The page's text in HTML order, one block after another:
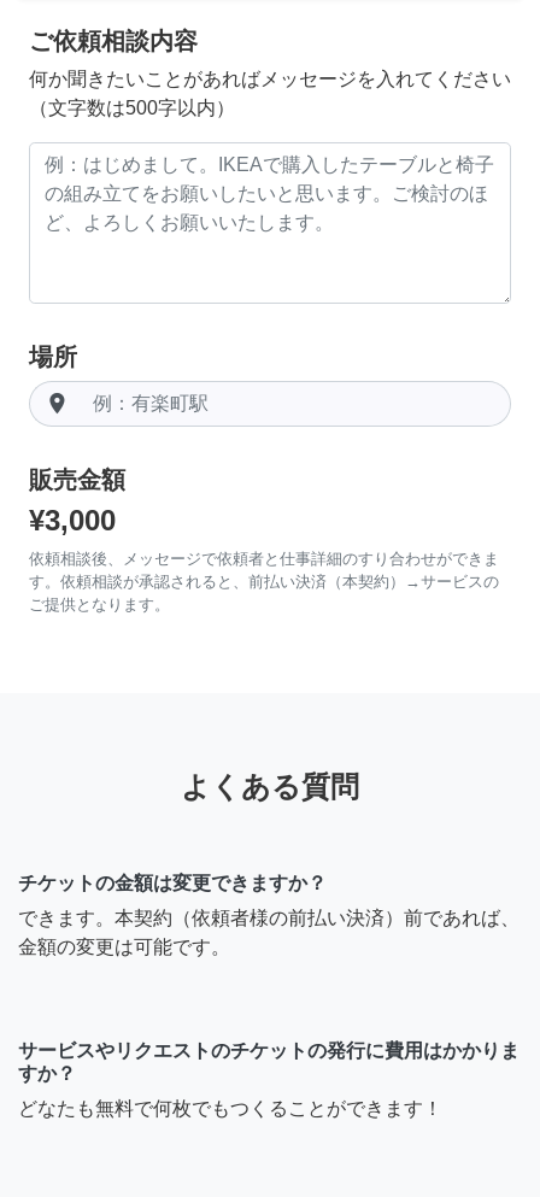
ご依頼相談内容
何か聞きたいことがあればメッセージを入れてください
（文字数は500字以内）
場所
room
販売金額
¥3,000
依頼相談後、メッセージで依頼者と仕事詳細のすり合わせができま
す。依頼相談が承認されると、前払い決済（本契約）→サービスの
ご提供となります。
よくある質問
チケットの金額は変更できますか？
できます。本契約（依頼者様の前払い決済）前であれば、
金額の変更は可能です。
サービスやリクエストのチケットの発行に費用はかかりま
すか？
どなたも無料で何枚でもつくることができます！